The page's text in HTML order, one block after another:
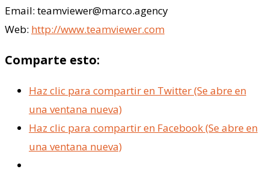
Email: teamviewer@marco.agency
Web: http://www.teamviewer.com
Comparte esto:
Haz clic para compartir en Twitter (Se abre en
una ventana nueva)
Haz clic para compartir en Facebook (Se abre en
una ventana nueva)